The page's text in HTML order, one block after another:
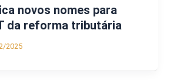
novos nomes para
da reforma tributária
2025